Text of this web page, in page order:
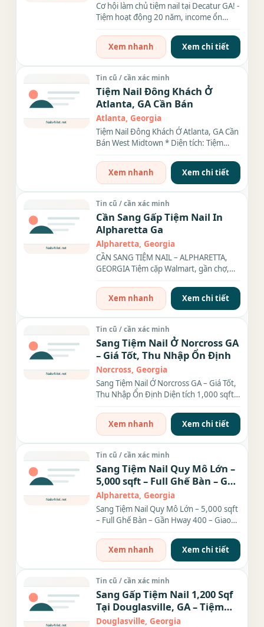
Cơ hội làm chủ tiệm nail tại Decatur GA! -
Tiệm hoạt động 20 năm, income ổn
Xem nhanh
Xem chi tiết
Tin cũ / cần xác minh
Tiệm Nail Đông Khách Ở
Atlanta, GA Cần Bán
Atlanta, Georgia
Tiệm Nail Đông Khách Ở Atlanta, GA Cần
Bán West Midtown * Diện tích: Tiệm
Xem nhanh
Xem chi tiết
Tin cũ / cần xác minh
Cần Sang Gấp Tiệm Nail In
Alpharetta Ga
Alpharetta, Georgia
CẦN SANG TIỆM NAIL – ALPHARETTA,
GEORGIA Tiệm cặp Walmart, gần chợ,
Xem nhanh
Xem chi tiết
Tin cũ / cần xác minh
Sang Tiệm Nail Ở Norcross GA
– Giá Tốt, Thu Nhập Ổn Định
Norcross, Georgia
Sang Tiệm Nail Ở Norcross GA – Giá Tốt,
Thu Nhập Ổn Định Diện tích 1,000 sqft,
Xem nhanh
Xem chi tiết
Tin cũ / cần xác minh
Sang Tiệm Nail Quy Mô Lớn –
5,000 sqft – Full Ghế Bàn – Gần
Hway 400 – Giao Thông Siêu
Tiện
Alpharetta, Georgia
Sang Tiệm Nail Quy Mô Lớn – 5,000 sqft
– Full Ghế Bàn – Gần Hway 400 – Giao
Xem nhanh
Xem chi tiết
Tin cũ / cần xác minh
Sang Gấp Tiệm Nail 1,200 Sqf
Tại Douglasville, GA – Tiệm
Đẹp, Có Sẵn Thợ, Khách Đông
Douglasville, Georgia